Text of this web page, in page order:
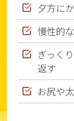
夕方に
慢性的
ぎっく
返す
お尻や